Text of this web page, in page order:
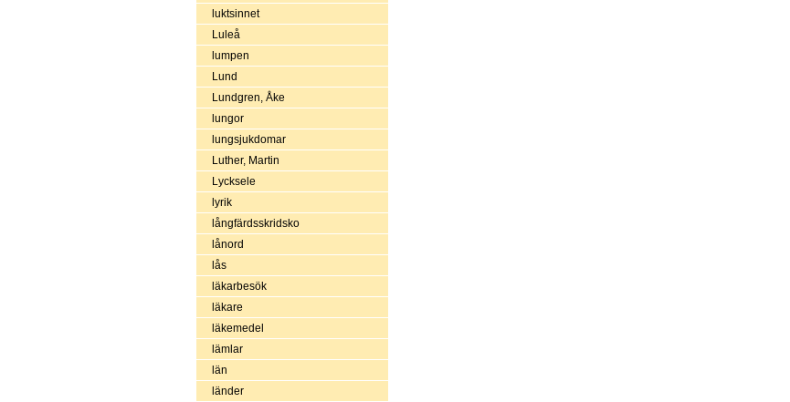
luktsinnet
Luleå
lumpen
Lund
Lundgren, Åke
lungor
lungsjukdomar
Luther, Martin
Lycksele
lyrik
långfärdsskridsko
lånord
lås
läkarbesök
läkare
läkemedel
lämlar
län
länder